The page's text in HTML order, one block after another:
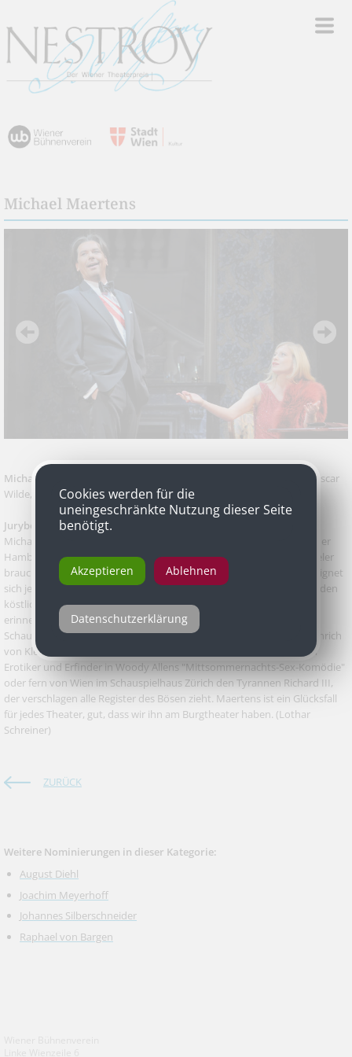
Michael Maertens
Michael Maertens
als Sir Robert Chiltern in „Der ideale Mann“ von Oscar
Wilde, in der Fassung von Elfriede Jelinek, Akademietheater
Jurybegründung
Michael Maertens ist Komödiant, Tragöde, Zirkuspferd. Der Sohn einer
Hamburger Schauspielerfamilie verfügt über alles, was ein Schauspieler
braucht. Er wandelt sich, ohne sich zu verwandeln, bleibt sich treu, eignet
sich jede Rolle an, als wäre sie für ihn maßgeschneidert: Gleich ob er den
köstlichen eitlen und an ein glanzvolles Buberlpartie-Exemplar
erinnernden Sir Robert Chiltern gibt, für den er nun als Bester
Schauspieler nominiert ist, den moralfreien Dorfrichterschlurf in Heinrich
von Kleists "Der zerbrochene Krug", den unbeholfenen Möchtegern
Erotiker und Erfinder in Woody Allens "Mittsommernachts-Sex-Komödie"
oder fern von Wien im Schauspielhaus Zürich den Tyrannen Richard III,
der verschlagen alle Register des Bösen zieht. Maertens ist ein Glücksfall
für jedes Theater, gut, dass wir ihn am Burgtheater haben. (Lothar
Schreiner)
ZURÜCK
Weitere Nominierungen in dieser Kategorie:
August Diehl
Joachim Meyerhoff
Johannes Silberschneider
Raphael von Bargen
Cookies werden für die
uneingeschränkte Nutzung dieser Seite
benötigt.
Akzeptieren Ablehnen
Datenschutzerklärung